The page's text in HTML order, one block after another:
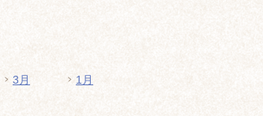
3月 1月